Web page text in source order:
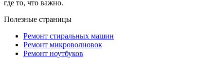
где то, что важно.
Полезные страницы
Ремонт стиральных машин
Ремонт микроволновок
Ремонт ноутбуков